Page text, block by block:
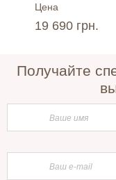
Цена
19 690 грн.
Получайте